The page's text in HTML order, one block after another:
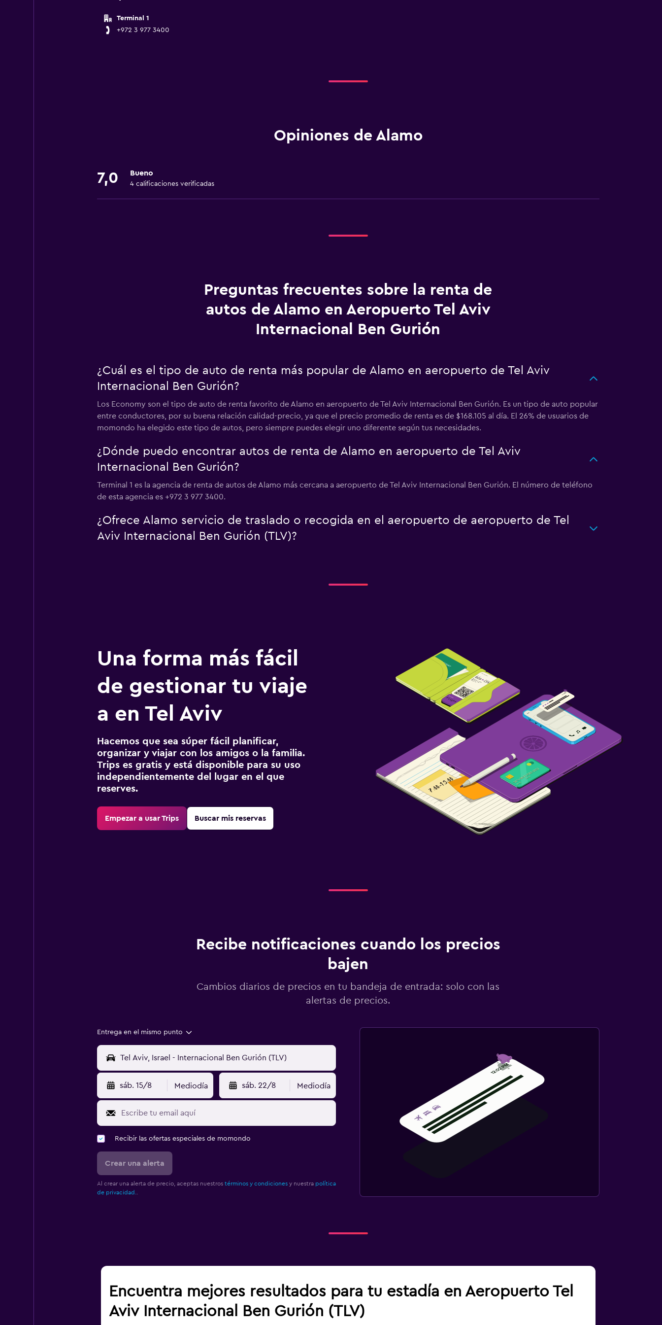
Terminal 1
+972 3 977 3400
Opiniones de Alamo
7,0 Bueno
4 calificaciones verificadas
Preguntas frecuentes sobre la renta de
autos de Alamo en Aeropuerto Tel Aviv
Internacional Ben Gurión
¿Cuál es el tipo de auto de renta más popular de Alamo en aeropuerto de Tel Aviv
Internacional Ben Gurión?
Los Economy son el tipo de auto de renta favorito de Alamo en aeropuerto de Tel Aviv Internacional Ben Gurión. Es un tipo de auto popular
entre conductores, por su buena relación calidad-precio, ya que el precio promedio de renta es de $168.105 al día. El 26% de usuarios de
momondo ha elegido este tipo de autos, pero siempre puedes elegir uno diferente según tus necesidades.
¿Dónde puedo encontrar autos de renta de Alamo en aeropuerto de Tel Aviv
Internacional Ben Gurión?
Terminal 1 es la agencia de renta de autos de Alamo más cercana a aeropuerto de Tel Aviv Internacional Ben Gurión. El número de teléfono
de esta agencia es +972 3 977 3400.
¿Ofrece Alamo servicio de traslado o recogida en el aeropuerto de aeropuerto de Tel
Aviv Internacional Ben Gurión (TLV)?
Una forma más fácil
de gestionar tu viaje
a en Tel Aviv
Hacemos que sea súper fácil planificar,
organizar y viajar con los amigos o la familia.
Trips es gratis y está disponible para su uso
independientemente del lugar en el que
reserves.
Empezar a usar Trips Buscar mis reservas
Recibe notificaciones cuando los precios
bajen
Cambios diarios de precios en tu bandeja de entrada: solo con las
alertas de precios.
Entrega en el mismo punto
sáb. 15/8 Mediodía sáb. 22/8 Mediodía
Recibir las ofertas especiales de momondo
Crear una alerta
Al crear una alerta de precio, aceptas nuestros términos y condicionesy nuestra política
de privacidad.
Encuentra mejores resultados para tu estadía en Aeropuerto Tel
Aviv Internacional Ben Gurión (TLV)